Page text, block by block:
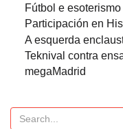
Fútbol e esoterismo
Participación en
A esquerda
Teknival contra
megaMadrid